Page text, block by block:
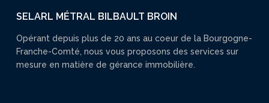
SELARL MÉTRAL BILBAULT BROIN
Opérant depuis plus de 20 ans au coeur de la Bourgogne-
Franche-Comté, nous vous proposons des services sur
mesure en matière de gérance immobilière.